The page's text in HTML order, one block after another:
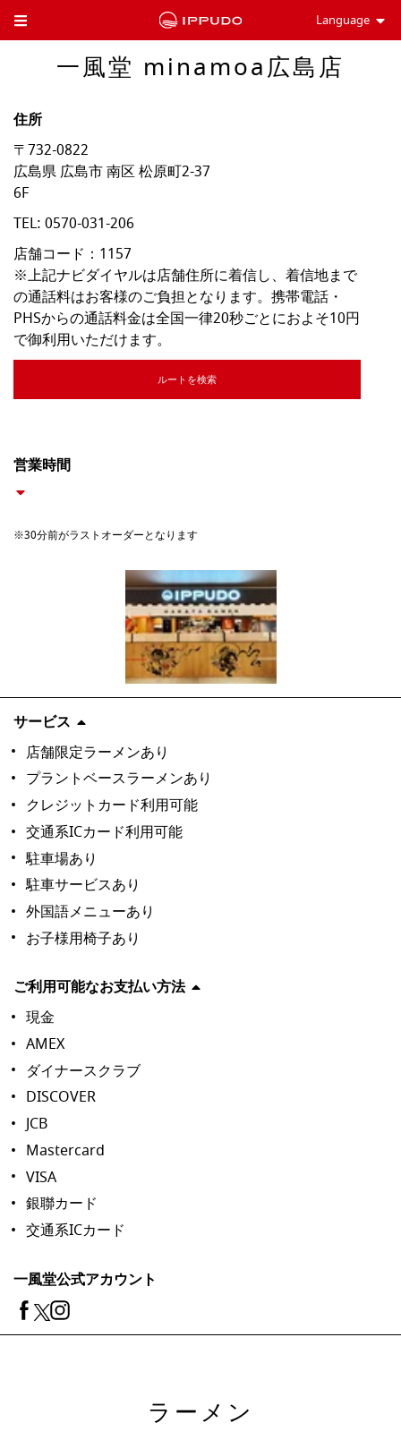
Toggle Header Menu Language
一風堂 minamoa広島店
住所
〒732-0822
広島県広島市南区松原町2-37
6F
TEL: 0570-031-206
店舗コード：1157
※上記ナビダイヤルは店舗住所に着信し、着信地まで
の通話料はお客様のご負担となります。携帯電話・
PHSからの通話料金は全国一律20秒ごとにおよそ10円
で御利用いただけます。
ルートを検索
営業時間
※30分前がラストオーダーとなります
サービス
店舗限定ラーメンあり
プラントベースラーメンあり
クレジットカード利用可能
交通系ICカード利用可能
駐車場あり
駐車サービスあり
外国語メニューあり
お子様用椅子あり
ご利用可能なお支払い方法
現金
AMEX
ダイナースクラブ
DISCOVER
JCB
Mastercard
VISA
銀聯カード
交通系ICカード
一風堂公式アカウント
ラーメン